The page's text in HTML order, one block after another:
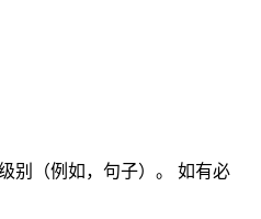
别（例如，句子）。 如有必